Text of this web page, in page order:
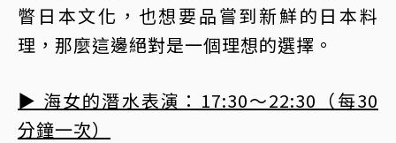
瞥日本文化，也想要品嘗到新鮮的日本料
理，那麼這邊絕對是一個理想的選擇。
▶︎ 海女的潛水表演：17:30～22:30（每30
分鐘一次）